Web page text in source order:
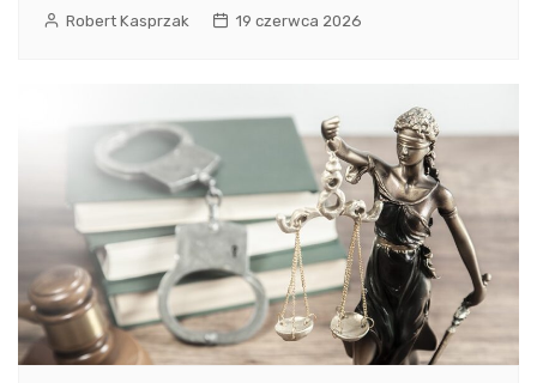
Robert Kasprzak 19 czerwca 2026